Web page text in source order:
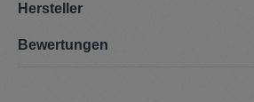
Hersteller
Bewertungen